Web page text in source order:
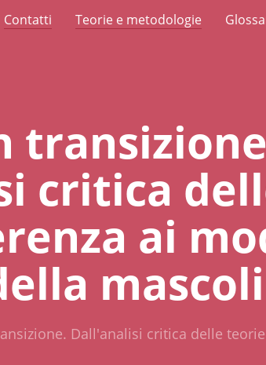
Contatti Teorie e metodologie
critica
ai
Dall'analisi critica delle